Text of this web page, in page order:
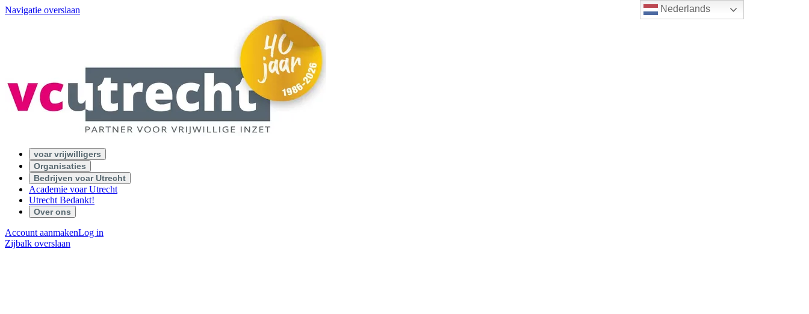
Nederlands
Navigatie overslaan
voar vrijwilligers
Organisaties
Bedrijven voar Utrecht
Academie voar Utrecht
Utrecht Bedankt!
Over ons
Account aanmakenLog in
Zijbalk overslaan